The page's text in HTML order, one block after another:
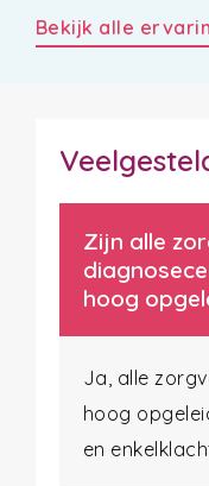
Bekijk alle
Zijn alle
hoog
Ja, alle
hoog
en